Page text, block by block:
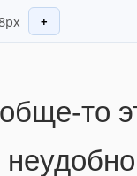
+
то